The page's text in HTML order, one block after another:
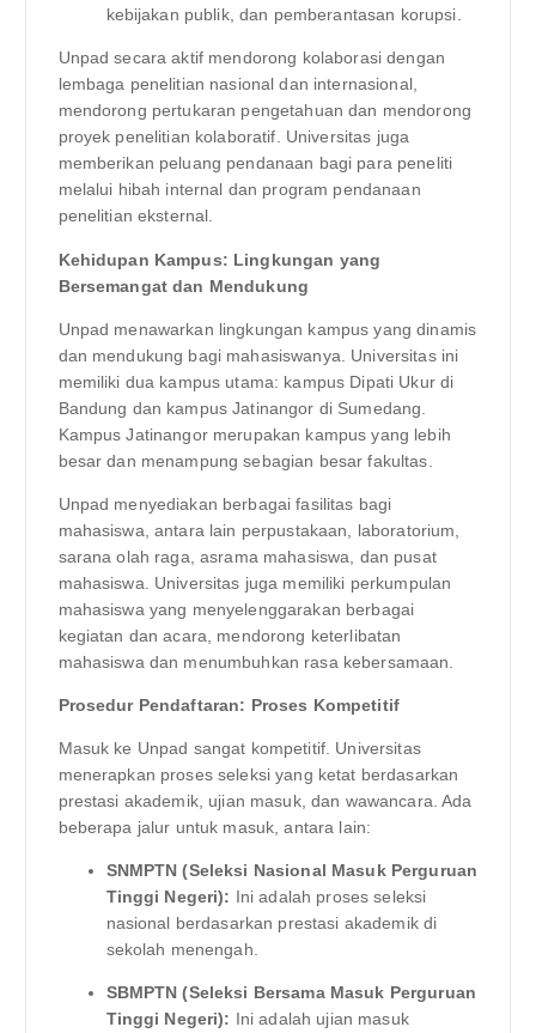
kebijakan publik, dan pemberantasan korupsi.
Unpad secara aktif mendorong kolaborasi dengan
lembaga penelitian nasional dan internasional,
mendorong pertukaran pengetahuan dan mendorong
proyek penelitian kolaboratif. Universitas juga
memberikan peluang pendanaan bagi para peneliti
melalui hibah internal dan program pendanaan
penelitian eksternal.
Kehidupan Kampus: Lingkungan yang
Bersemangat dan Mendukung
Unpad menawarkan lingkungan kampus yang dinamis
dan mendukung bagi mahasiswanya. Universitas ini
memiliki dua kampus utama: kampus Dipati Ukur di
Bandung dan kampus Jatinangor di Sumedang.
Kampus Jatinangor merupakan kampus yang lebih
besar dan menampung sebagian besar fakultas.
Unpad menyediakan berbagai fasilitas bagi
mahasiswa, antara lain perpustakaan, laboratorium,
sarana olah raga, asrama mahasiswa, dan pusat
mahasiswa. Universitas juga memiliki perkumpulan
mahasiswa yang menyelenggarakan berbagai
kegiatan dan acara, mendorong keterlibatan
mahasiswa dan menumbuhkan rasa kebersamaan.
Prosedur Pendaftaran: Proses Kompetitif
Masuk ke Unpad sangat kompetitif. Universitas
menerapkan proses seleksi yang ketat berdasarkan
prestasi akademik, ujian masuk, dan wawancara. Ada
beberapa jalur untuk masuk, antara lain:
SNMPTN (Seleksi Nasional Masuk Perguruan
Tinggi Negeri): Ini adalah proses seleksi
nasional berdasarkan prestasi akademik di
sekolah menengah.
SBMPTN (Seleksi Bersama Masuk Perguruan
Tinggi Negeri): Ini adalah ujian masuk